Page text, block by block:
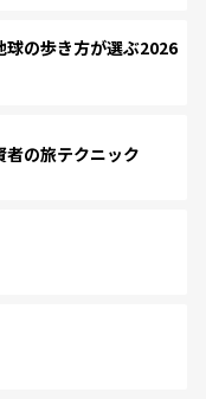
の歩き方が選ぶ2026
の旅テクニック